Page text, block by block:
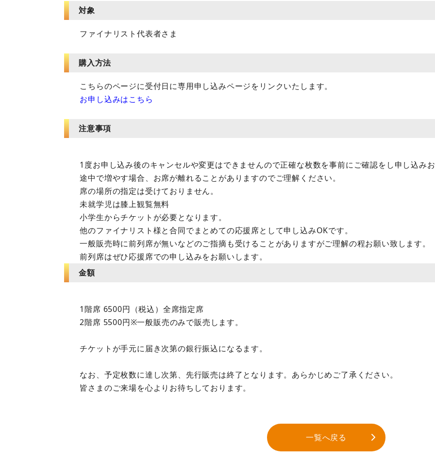
対象
ファイナリスト代表者さま
購入方法
こちらのページに受付日に専用申し込みページをリンクいたします。
お申し込みはこちら
注意事項
1度お申し込み後のキャンセルや変更はできませんので正確な枚数を事前にご確認をし申し込みお
途中で増やす場合、お席が離れることがありますのでご理解ください。
席の場所の指定は受けておりません。
未就学児は膝上観覧無料
小学生からチケットが必要となります。
他のファイナリスト様と合同でまとめての応援席として申し込みOKです。
一般販売時に前列席が無いなどのご指摘も受けることがありますがご理解の程お願い致します。
前列席はぜひ応援席での申し込みをお願いします。
金額
1階席 6500円（税込）全席指定席
2階席 5500円※一般販売のみで販売します。
チケットが手元に届き次第の銀行振込になるます。
なお、予定枚数に達し次第、先行販売は終了となります。あらかじめご了承ください。
皆さまのご来場を心よりお待ちしております。
一覧へ戻る